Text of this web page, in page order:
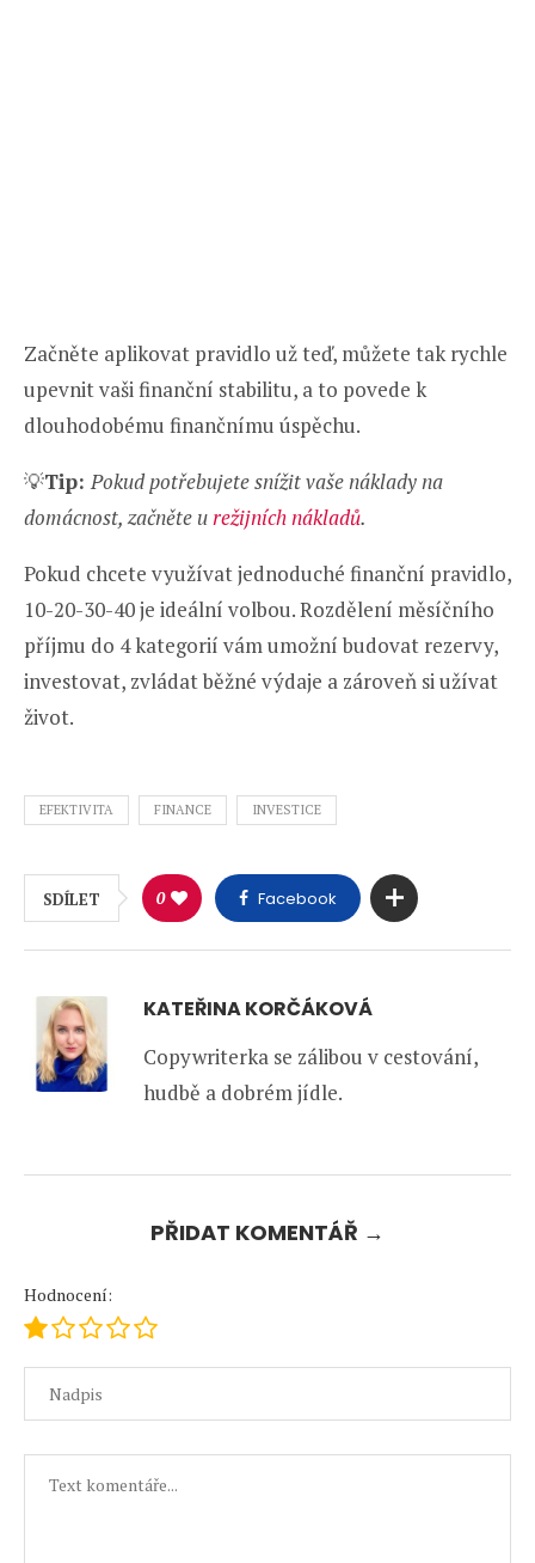
Začněte aplikovat pravidlo už teď, můžete tak rychle
upevnit vaši finanční stabilitu, a to povede k
dlouhodobému finančnímu úspěchu.
💡Tip: Pokud potřebujete snížit vaše náklady na
domácnost, začněte u režijních nákladů.
Pokud chcete využívat jednoduché finanční pravidlo,
10-20-30-40 je ideální volbou. Rozdělení měsíčního
příjmu do 4 kategorií vám umožní budovat rezervy,
investovat, zvládat běžné výdaje a zároveň si užívat
život.
EFEKTIVITA FINANCE INVESTICE
SDÍLET 0 Facebook
KATEŘINA KORČÁKOVÁ
Copywriterka se zálibou v cestování,
hudbě a dobrém jídle.
PŘIDAT KOMENTÁŘ →
Hodnocení: